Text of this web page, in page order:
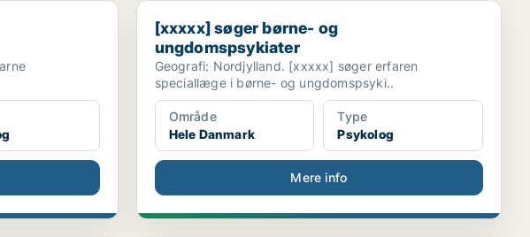
[xxxxx] søger børne- og ungdomspsykiater
[xxxxx] søger børne- og
ungdomspsykiater
Geografi: Nordjylland. [xxxxx] søger erfaren
speciallæge i børne- og ungdomspsyki..
Område
Hele Danmark
Type
Psykolog
Mere info